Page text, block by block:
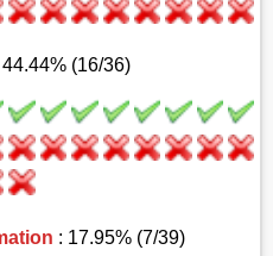
(16/36)
: 17.95% (7/39)